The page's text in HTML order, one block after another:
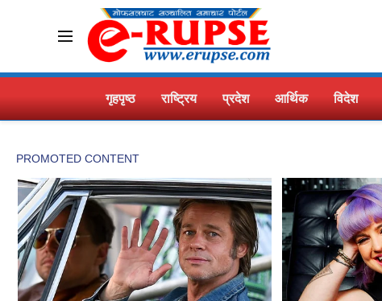
गृहपृष्ठ राष्ट्रिय प्रदेश आर्थिक विदेश